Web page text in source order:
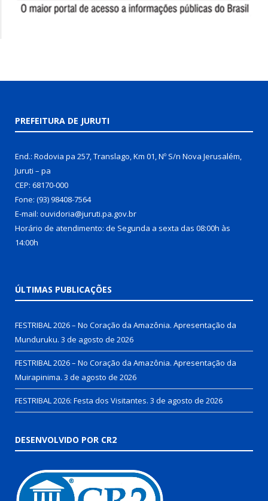
PREFEITURA DE JURUTI
End.: Rodovia pa 257, Translago, Km 01, Nº S/n Nova Jerusalém,
Juruti – pa
CEP: 68170-000
Fone: (93) 98408-7564
E-mail: ouvidoria@juruti.pa.gov.br
Horário de atendimento: de Segunda a sexta das 08:00h às
14:00h
ÚLTIMAS PUBLICAÇÕES
FESTRIBAL 2026 – No Coração da Amazônia. Apresentação da
Munduruku. 3 de agosto de 2026
FESTRIBAL 2026 – No Coração da Amazônia. Apresentação da
Muirapinima. 3 de agosto de 2026
FESTRIBAL 2026: Festa dos Visitantes. 3 de agosto de 2026
DESENVOLVIDO POR CR2